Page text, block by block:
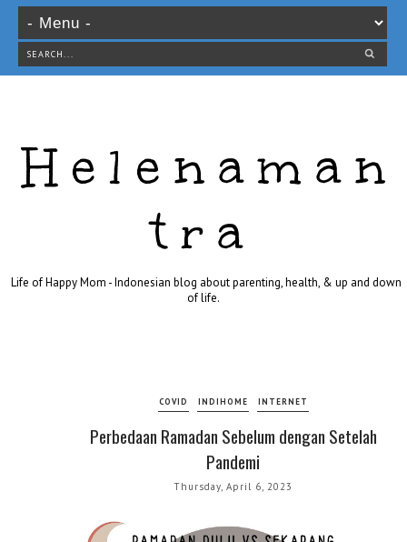
Helenaman
tra
Life of Happy Mom - Indonesian blog about parenting, health, & up and down
of life.
COVID INDIHOME INTERNET
Perbedaan Ramadan Sebelum dengan Setelah
Pandemi
Thursday, April 6, 2023